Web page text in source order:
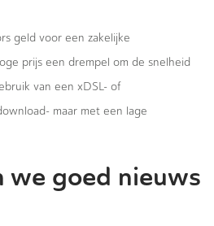
geld voor een zakelijke
prijs een drempel om de snelheid
van een xDSL- of
maar met een lage
we goed nieuws